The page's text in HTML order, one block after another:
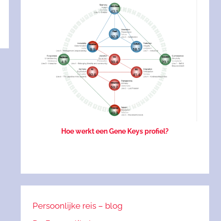
Hoe werkt een Gene Keys profiel?
Persoonlijke reis – blog